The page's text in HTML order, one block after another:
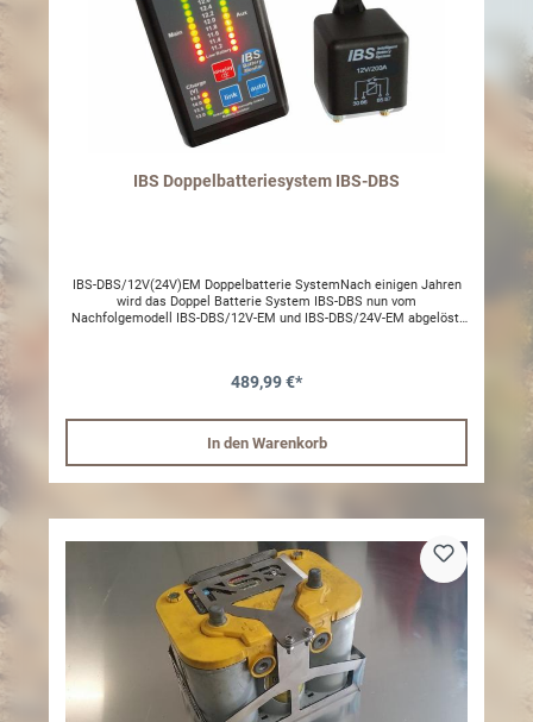
IBS Doppelbatteriesystem IBS-DBS
IBS-DBS/12V(24V)EM Doppelbatterie SystemNach einigen Jahren
wird das Doppel Batterie System IBS-DBS nun vom
Nachfolgemodell IBS-DBS/12V-EM und IBS-DBS/24V-EM abgelöst.
Überladealarm ausgelöst, wenn die Ladung längere Zeit über 15V
Anhängerbatterieerkennung ausgerüstet; wenn die
Zusatzbatterie/Anhängerbatterie abgehängt wird schaltet das
Batteriesystem auf Einzelbatterie (Starterbatteriesystem) um. Das
neue System erfüllt die Fahrzeugzulassung nach ECE 10R E24 und
kann neben dem Zubhörbereich auch direkt in die
Produkte werden nach ISO-Standard 9001 und mit ICP4-Printplatten
gefertigt.Ein Batteriemonitor, neu mit E24 Automotiv Zulassung,
wird im Fahrzeug montiert und gibt Informationen über
Batteriezustand beider Batterien und Ladung des Alternators oder
einer montierten Solaranlage. Das Installationskit mit 4.5m Kabel
errmöglicht den leichten Einbau. Viele Funktionen, wie der 30 und
120 Min Link, Tiefentlade- und Linkfehleralarm, LED-Dimmung, Link-
Deaktivierung und Anhängerbatterie Erkennung, sind verfügbar.
Wichtige Marktinformationen:In einigen Märkten werden Fahrzeuge
mit intelligenten Lichtmaschinen mit neuen Funktionen geliefert.
Bei einigen Marken kann diese Funktion im Steuergerät deaktiviert
werden. Eine andere Möglichkeit ist die Spannung an der
489,99 €*
In den Warenkorb